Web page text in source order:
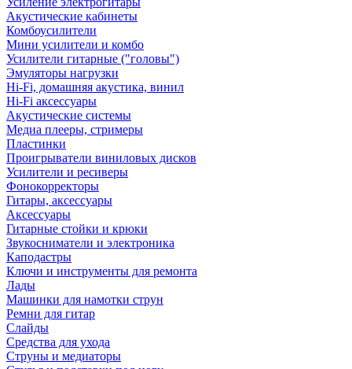
Акустические кабинеты
Комбоусилители
Мини усилители и комбо
Усилители гитарные ("головы")
Эмуляторы нагрузки
Hi-Fi, домашняя акустика, винил
Hi-Fi аксессуары
Акустические системы
Медиа плееры, стримеры
Пластинки
Проигрыватели виниловых дисков
Усилители и ресиверы
Фонокорректоры
Гитары, аксессуары
Аксессуары
Гитарные стойки и крюки
Звукосниматели и электроника
Каподастры
Ключи и инструменты для ремонта
Лады
Машинки для намотки струн
Ремни для гитар
Слайды
Средства для ухода
Струны и медиаторы